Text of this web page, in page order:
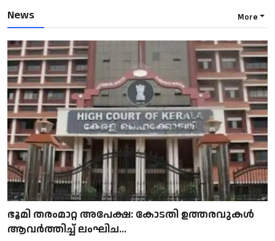
News More
ഭൂമി തരംമാറ്റ അപേക്ഷ: കോടതി ഉത്തരവുകൾ
ആവർത്തിച്ച് ലംഘിച...